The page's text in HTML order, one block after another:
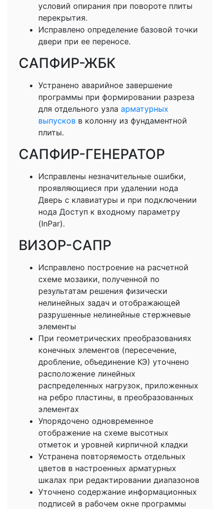
условий опирания при повороте плиты
перекрытия.
Исправлено определение базовой точки
двери при ее переносе.
САПФИР-ЖБК
Устранено аварийное завершение
программы при формировании разреза
для отдельного узла арматурных
выпусковв колонну из фундаментной
плиты.
САПФИР-ГЕНЕРАТОР
Исправлены незначительные ошибки,
проявляющиеся при удалении нода
Дверь с клавиатуры и при подключении
нода Доступ к входному параметру
(InPar).
ВИЗОР-САПР
Исправлено построение на расчетной
схеме мозаики, полученной по
результатам решения физически
нелинейных задач и отображающей
разрушенные нелинейные стержневые
элементы
При геометрических преобразованиях
конечных элементов (пересечение,
дробление, объединение КЭ) уточнено
расположение линейных
распределенных нагрузок, приложенных
на ребро пластины, в преобразованных
элементах
Упорядочено одновременное
отображение на схеме высотных
отметок и уровней кирпичной кладки
Устранена повторяемость отдельных
цветов в настроенных арматурных
шкалах при редактировании диапазонов
Уточнено содержание информационных
подписей в рабочем окне программы